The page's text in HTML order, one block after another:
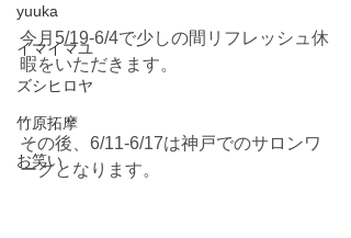
yuuka
イマイマユ
ズシヒロヤ
竹原拓摩
お笑い
今月5/19-6/4で少しの間リフレッシュ休
暇をいただきます。
その後、6/11-6/17は神戸でのサロンワ
ークとなります。